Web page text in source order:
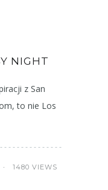
NIGHT
z San
to nie Los
1480 VIEWS